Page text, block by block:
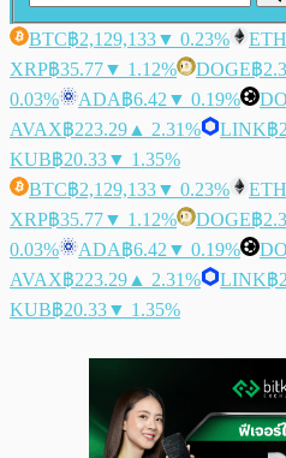
BTC฿2,129,133▼ 0.23% ETH
XRP฿35.77▼ 1.12% DOGE฿
0.03%
ADA฿6.42 ▼ 0.19%
AVAX฿223.29 ▲ 2.31% LINK฿
KUB฿20.33▼ 1.35%
BTC฿2,129,133▼ 0.23% ETH
XRP฿35.77▼ 1.12% DOGE฿
0.03%
ADA฿6.42 ▼ 0.19%
AVAX฿223.29 ▲ 2.31% LINK฿
KUB฿20.33▼ 1.35%